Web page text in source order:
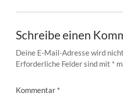
Schreibe einen
Deine E-Mail-Adresse wird
Erforderliche Felder sind mit *
Kommentar *